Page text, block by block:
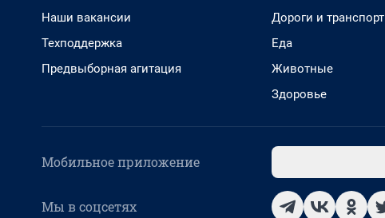
Наши вакансии
Техподдержка
Предвыборная агитация
Дороги и транспорт
Еда
Животные
Здоровье
Мобильное приложение
Мы в соцсетях